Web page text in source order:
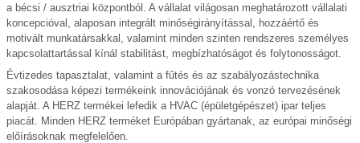
a bécsi / ausztriai központból. A vállalat világosan meghatározott vállalati
koncepcióval, alaposan integrált minőségirányítással, hozzáértő és
motivált munkatársakkal, valamint minden szinten rendszeres személyes
kapcsolattartással kínál stabilitást, megbízhatóságot és folytonosságot.
Évtizedes tapasztalat, valamint a fűtés és az szabályozástechnika
szakosodása képezi termékeink innovációjának és vonzó tervezésének
alapját. A HERZ termékei lefedik a HVAC (épületgépészet) ipar teljes
piacát. Minden HERZ terméket Európában gyártanak, az európai minőségi
előírásoknak megfelelően.